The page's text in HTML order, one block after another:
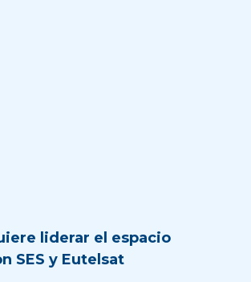
liderar el espacio
SES y Eutelsat